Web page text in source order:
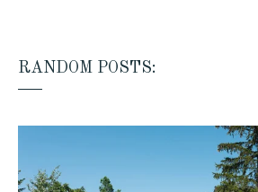
RANDOM POSTS: